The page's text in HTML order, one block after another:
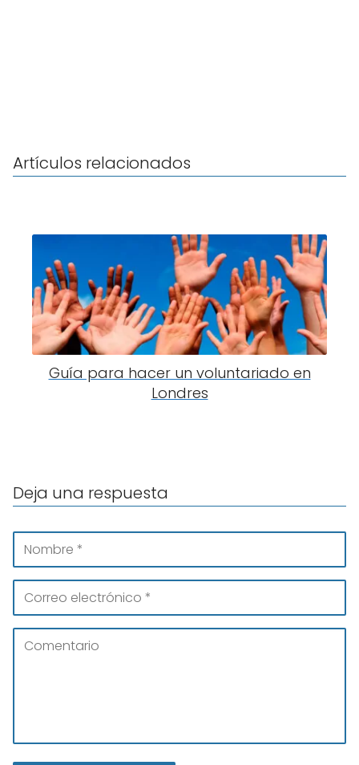
Artículos relacionados
Guía para hacer un voluntariado en
Londres
Deja una respuesta